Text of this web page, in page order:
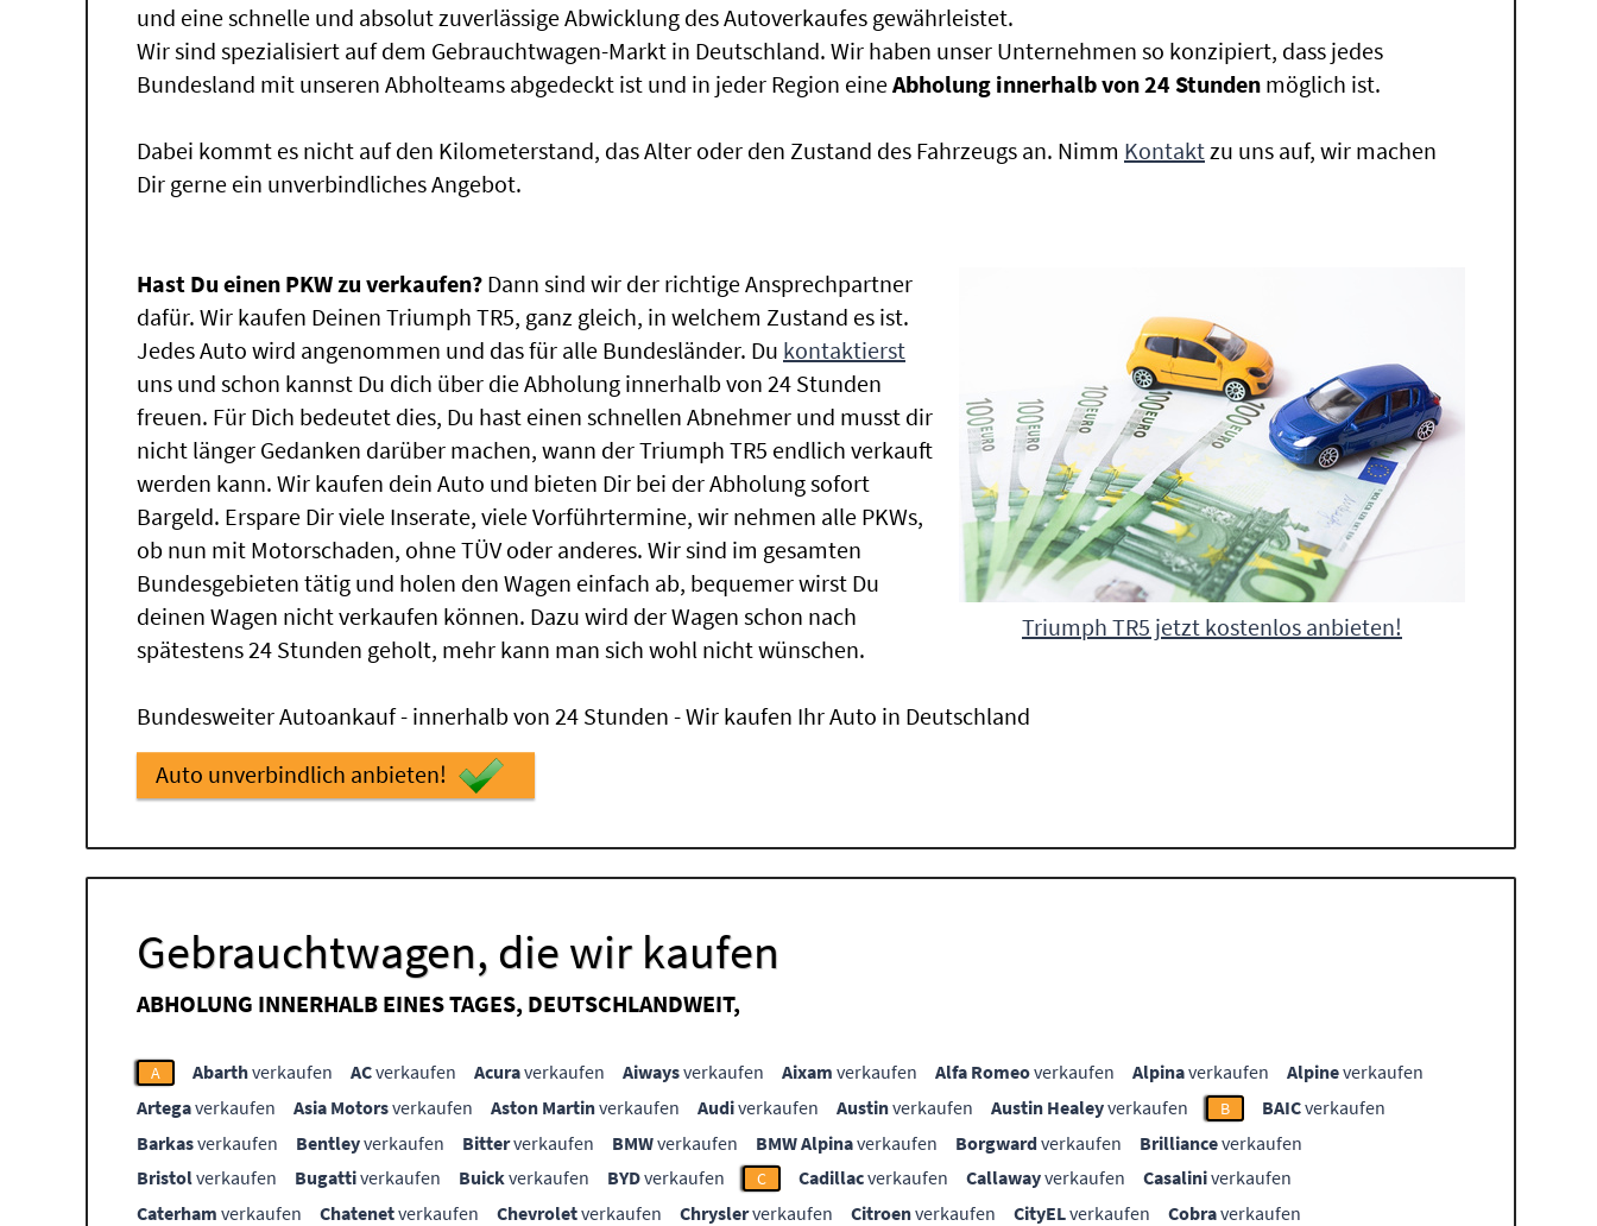
und eine schnelle und absolut zuverlässige Abwicklung des Autoverkaufes gewährleistet.
Wir sind spezialisiert auf dem Gebrauchtwagen-Markt in Deutschland. Wir haben unser Unternehmen so konzipiert, dass jedes
Bundesland mit unseren Abholteams abgedeckt ist und in jeder Region eineAbholung innerhalb von 24 Stunden möglich ist.
Dabei kommt es nicht auf den Kilometerstand, das Alter oder den Zustand des Fahrzeugs an. Nimm Kontaktzu uns auf, wir machen
Dir gerne ein unverbindliches Angebot.
Triumph TR5 jetzt kostenlos anbieten!
Hast Du einen PKW zu verkaufen? Dann sind wir der richtige Ansprechpartner
dafür. Wir kaufen Deinen Triumph TR5, ganz gleich, in welchem Zustand es ist.
Jedes Auto wird angenommen und das für alle Bundesländer. Du kontaktierst
uns und schon kannst Du dich über die Abholung innerhalb von 24 Stunden
freuen. Für Dich bedeutet dies, Du hast einen schnellen Abnehmer und musst dir
nicht länger Gedanken darüber machen, wann der Triumph TR5 endlich verkauft
werden kann. Wir kaufen dein Auto und bieten Dir bei der Abholung sofort
Bargeld. Erspare Dir viele Inserate, viele Vorführtermine, wir nehmen alle PKWs,
ob nun mit Motorschaden, ohne TÜV oder anderes. Wir sind im gesamten
Bundesgebieten tätig und holen den Wagen einfach ab, bequemer wirst Du
deinen Wagen nicht verkaufen können. Dazu wird der Wagen schon nach
spätestens 24 Stunden geholt, mehr kann man sich wohl nicht wünschen.
Bundesweiter Autoankauf - innerhalb von 24 Stunden - Wir kaufen Ihr Auto in Deutschland
Auto unverbindlich anbieten!
Gebrauchtwagen, die wir kaufen
ABHOLUNG INNERHALB EINES TAGES, DEUTSCHLANDWEIT,
A Abarthverkaufen ACverkaufen Acuraverkaufen Aiwaysverkaufen Aixam verkaufen Alfa Romeoverkaufen Alpinaverkaufen Alpineverkaufen
Artegaverkaufen Asia Motorsverkaufen Aston Martinverkaufen Audiverkaufen Austinverkaufen Austin Healeyverkaufen B BAICverkaufen
Barkasverkaufen Bentleyverkaufen Bitterverkaufen BMWverkaufen BMW Alpinaverkaufen Borgwardverkaufen Brillianceverkaufen
Bristolverkaufen Bugattiverkaufen Buickverkaufen BYDverkaufen C Cadillacverkaufen Callawayverkaufen Casaliniverkaufen
Caterham verkaufen Chatenetverkaufen Chevroletverkaufen Chryslerverkaufen Citroenverkaufen CityELverkaufen Cobraverkaufen